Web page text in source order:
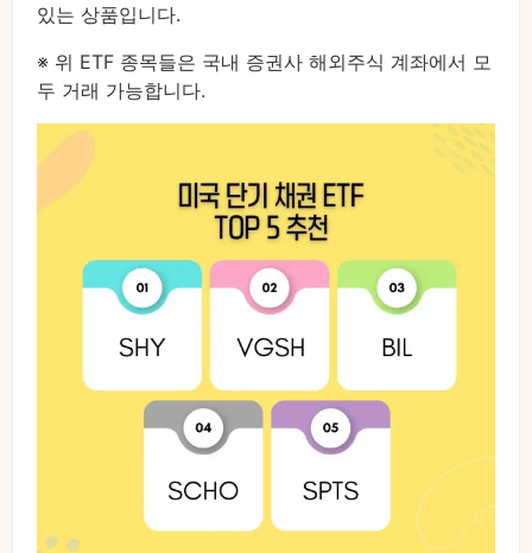
있는 상품입니다.
※ 위 ETF 종목들은 국내 증권사 해외주식 계좌에서 모
두 거래 가능합니다.